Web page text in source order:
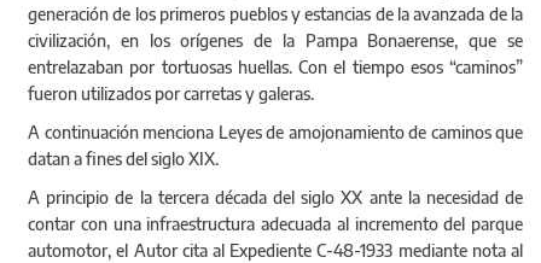
civilización, en los orígenes de la Pampa Bonaerense, que se
entrelazaban por tortuosas huellas. Con el tiempo esos “caminos”
fueron utilizados por carretas y galeras.
A continuación menciona Leyes de amojonamiento de caminos que
datan a fines del siglo XIX.
A principio de la tercera década del siglo XX ante la necesidad de
contar con una infraestructura adecuada al incremento del parque
automotor, el Autor cita al Expediente C-48-1933 mediante nota al
Ministerio de Obras Públicas aconsejar la Red Troncal de Caminos en